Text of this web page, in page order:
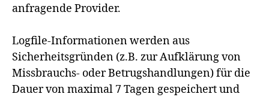
anfragende Provider.
Logfile-Informationen werden aus
Sicherheitsgründen (z.B. zur Aufklärung von
Missbrauchs- oder Betrugshandlungen) für die
Dauer von maximal 7 Tagen gespeichert und